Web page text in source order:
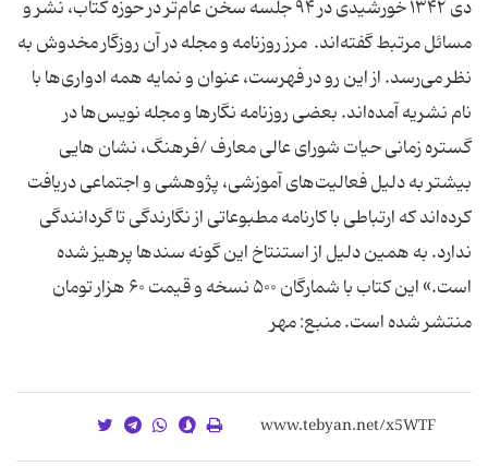
دی ۱۳۴۲ خورشیدی در ۹۴ جلسه سخن عام‌تر در حوزه کتاب، نشر و
مسائل مرتبط گفته‌اند. مرز روزنامه و مجله در آن روزگار مخدوش به
نظر می‌رسد. از این رو در فهرست، عنوان و نمایه همه ادواری‌ها با
نام نشریه آمده‌اند. بعضی روزنامه نگارها و مجله نویس‌ها در
گستره زمانی حیات شورای عالی معارف /فرهنگ، نشان هایی
بیشتر به دلیل فعالیت‌های آموزشی، پژوهشی و اجتماعی دریافت
کرده‌اند که ارتباطی با کارنامه مطبوعاتی از نگارندگی تا گردانندگی
ندارد. به همین دلیل از استنتاخ این گونه سندها پرهیز شده
است.» این کتاب با شمارگان ۵۰۰ نسخه و قیمت ۶۰ هزار تومان
منتشر شده است. منبع: مهر